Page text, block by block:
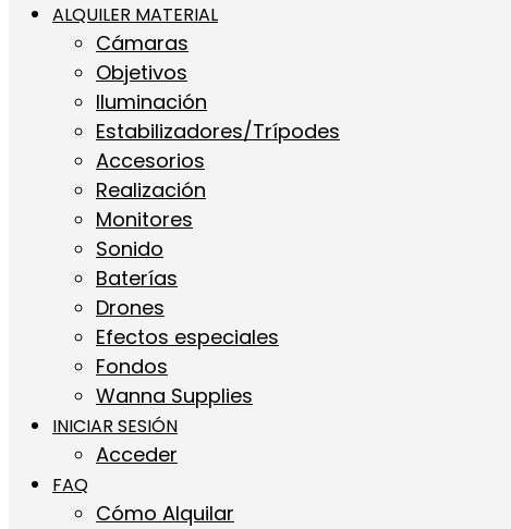
ALQUILER MATERIAL
Cámaras
Objetivos
Iluminación
Estabilizadores/Trípodes
Accesorios
Realización
Monitores
Sonido
Baterías
Drones
Efectos especiales
Fondos
Wanna Supplies
INICIAR SESIÓN
Acceder
FAQ
Cómo Alquilar